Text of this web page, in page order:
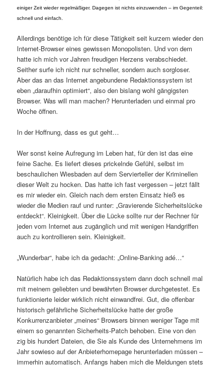
einiger Zeit wieder regelmäßiger. Dagegen ist nichts einzuwenden – im Gegenteil:
schnell und einfach.
Allerdings benötige ich für diese Tätigkeit seit kurzem wieder den
Internet-Browser eines gewissen Monopolisten. Und von dem
hatte ich mich vor Jahren freudigen Herzens verabschiedet.
Seither surfe ich nicht nur schneller, sondern auch sorgloser.
Aber das an das Internet angebundene Redaktionssystem ist
eben „daraufhin optimiert“, also den bislang wohl gängigsten
Browser. Was will man machen? Herunterladen und einmal pro
Woche öffnen.
In der Hoffnung, dass es gut geht…
Wer sonst keine Aufregung im Leben hat, für den ist das eine
feine Sache. Es liefert dieses prickelnde Gefühl, selbst im
beschaulichen Wiesbaden auf dem Servierteller der Kriminellen
dieser Welt zu hocken. Das hatte ich fast vergessen – jetzt fällt
es mir wieder ein. Gleich nach dem ersten Einsatz hieß es
wieder die Medien rauf und runter: „Gravierende Sicherheitslücke
entdeckt“. Kleinigkeit. Über die Lücke sollte nur der Rechner für
jeden vom Internet aus zugänglich und mit wenigen Handgriffen
auch zu kontrollieren sein. Kleinigkeit.
„Wunderbar“, habe ich da gedacht: „Online-Banking adé…“
Natürlich habe ich das Redaktionssystem dann doch schnell mal
mit meinem geliebten und bewährten Browser durchgetestet. Es
funktionierte leider wirklich nicht einwandfrei. Gut, die offenbar
historisch gefährliche Sicherheitslücke hatte der große
Konkurrenzanbieter „meines“ Browsers binnen weniger Tage mit
einem so genannten Sicherheits-Patch behoben. Eine von den
zig bis hundert Dateien, die Sie als Kunde des Unternehmens im
Jahr sowieso auf der Anbieterhomepage herunterladen müssen –
immerhin automatisch. Anfangs haben mich die Meldungen stets